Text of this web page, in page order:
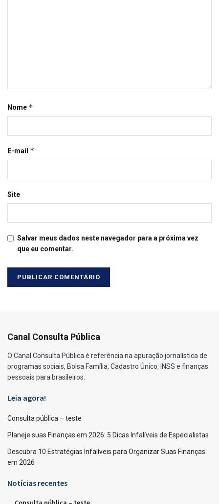
Nome *
E-mail *
Site
Salvar meus dados neste navegador para a próxima vez
que eu comentar.
Canal Consulta Pública
O Canal Consulta Pública é referência na apuração jornalística de
programas sociais, Bolsa Família, Cadastro Único, INSS e finanças
pessoais para brasileiros.
Leia agora!
Consulta pública – teste
Planeje suas Finanças em 2026: 5 Dicas Infalíveis de Especialistas
Descubra 10 Estratégias Infalíveis para Organizar Suas Finanças
em 2026
Notícias recentes